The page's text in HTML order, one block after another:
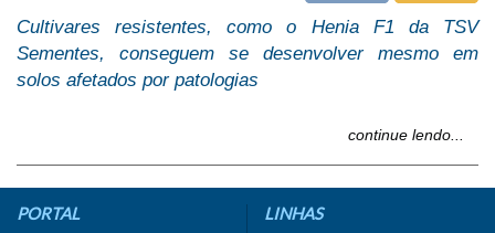
Cultivares resistentes, como o Henia F1 da TSV
Sementes, conseguem se desenvolver mesmo em
solos afetados por patologias
continue lendo...
PORTAL LINHAS